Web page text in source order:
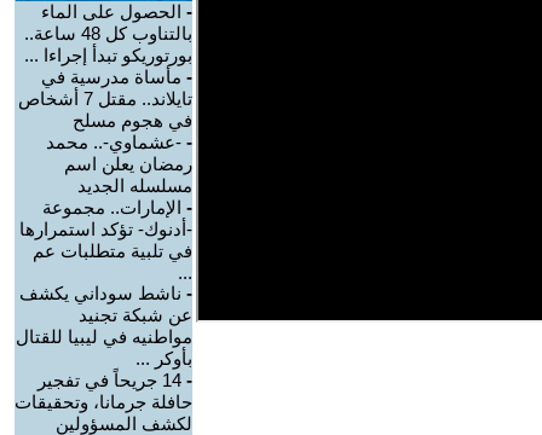
- الحصول على الماء
بالتناوب كل 48 ساعة..
بورتوريكو تبدأ إجراءا ...
- مأساة مدرسية في
تايلاند.. مقتل 7 أشخاص
في هجوم مسلح
- -عشماوي-.. محمد
رمضان يعلن اسم
مسلسله الجديد
- الإمارات.. مجموعة
-أدنوك- تؤكد استمرارها
في تلبية متطلبات عم
...
- ناشط سوداني يكشف
عن شبكة تجنيد
مواطنيه في ليبيا للقتال
بأوكر ...
-
14 جريحاً في تفجير
حافلة جرمانا، وتحقيقات
لكشف المسؤولين